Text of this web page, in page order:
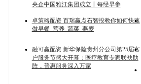
央企中国雅江集团成立丨每经早参
卓策略配资 百瑞赢点石智投教你如何快速
做早餐_营养_蔬菜_燕麦
融可赢配资 新华保险贵州分公司第25届客
户服务节盛大开幕：医疗教育专家联袂助
阵，普惠服务深入万家